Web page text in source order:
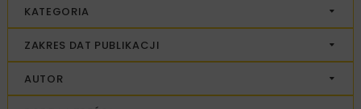
KATEGORIA
ZAKRES DAT PUBLIKACJI
AUTOR